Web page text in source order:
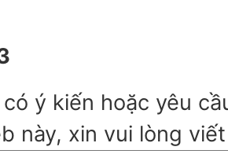
ý kiến hoặc yêu
này, xin vui lòng